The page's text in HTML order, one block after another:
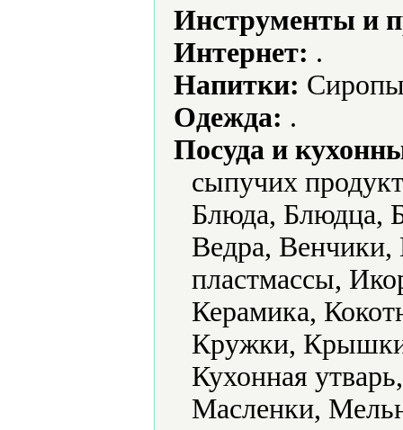
Инструменты и
Интернет: .
Напитки:
Одежда: .
Посуда и
сыпучих
Блюда, Блюдца,
Ведра,
пластмассы,
Керамика,
Кружки, Крышки
Кухонная
Масленки,